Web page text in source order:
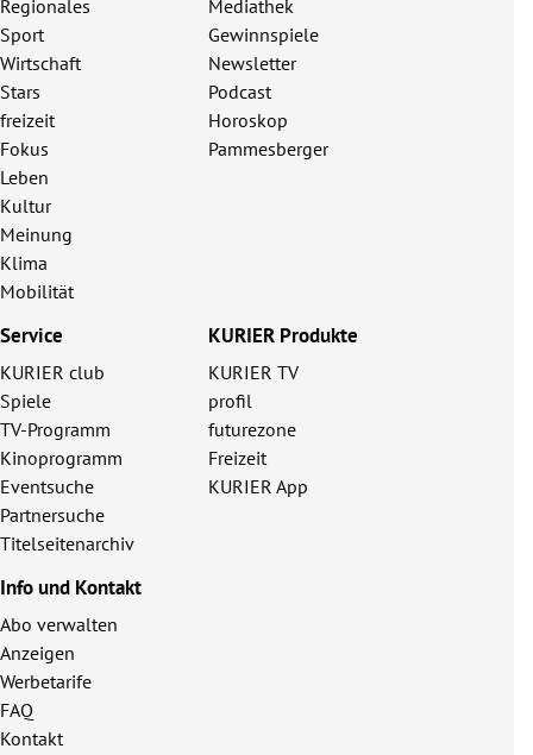
Regionales
Sport
Wirtschaft
Stars
freizeit
Fokus
Leben
Kultur
Meinung
Klima
Mobilität
Mediathek
Gewinnspiele
Newsletter
Podcast
Horoskop
Pammesberger
Service
KURIER club
Spiele
TV-Programm
Kinoprogramm
Eventsuche
Partnersuche
Titelseitenarchiv
KURIER Produkte
KURIER TV
profil
futurezone
Freizeit
KURIER App
Info und Kontakt
Abo verwalten
Anzeigen
Werbetarife
FAQ
Kontakt